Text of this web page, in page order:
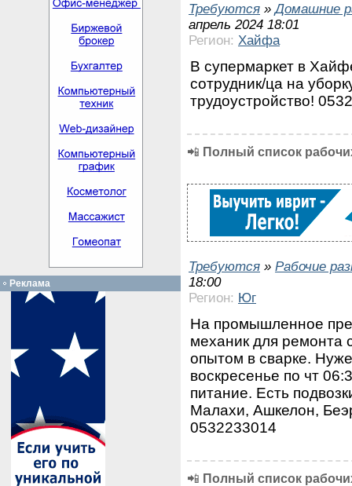
Требуются »Домашние
апрель 2024 18:01
Регион: Хайфа
В супермаркет в
сотрудник/ца на
трудоустройство!
📲 Полный список
Требуются » Рабочие
18:00
Регион: Юг
На промышленное
механик для ремонта
опытом в сварке.
воскресенье по чт
питание. Есть
Малахи, Ашкелон,
0532233014
📲 Полный список
Реклама